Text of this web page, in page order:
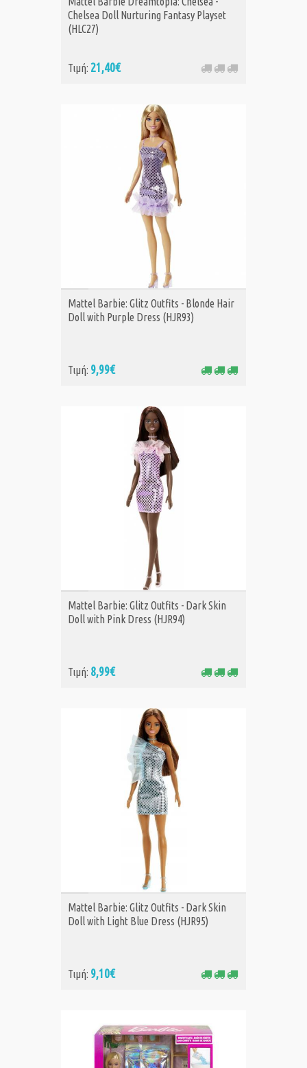
Chelsea Doll Nurturing Fantasy Playset
(HLC27)
Τιμή: 21,40€
ΑΓΟΡΑ
Mattel Barbie: Glitz Outfits - Blonde Hair
Doll with Purple Dress (HJR93)
Τιμή: 9,99€
ΑΓΟΡΑ
Mattel Barbie: Glitz Outfits - Dark Skin
Doll with Pink Dress (HJR94)
Τιμή: 8,99€
ΑΓΟΡΑ
Mattel Barbie: Glitz Outfits - Dark Skin
Doll with Light Blue Dress (HJR95)
Τιμή: 9,10€